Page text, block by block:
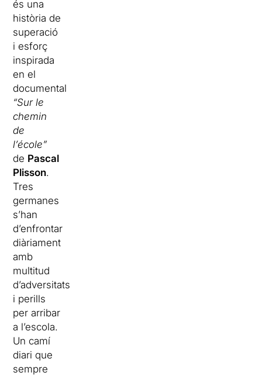
és una
història de
superació
i esforç
inspirada
en el
documental
“Sur le
chemin
de
l’école”
de Pascal
Plisson.
Tres
germanes
s’han
d’enfrontar
diàriament
amb
multitud
d’adversitats
i perills
per arribar
a l’escola.
Un camí
diari que
sempre